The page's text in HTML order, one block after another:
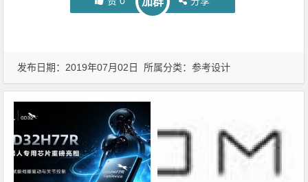
发布日期：2019年07月02日 所属分类：参考设计